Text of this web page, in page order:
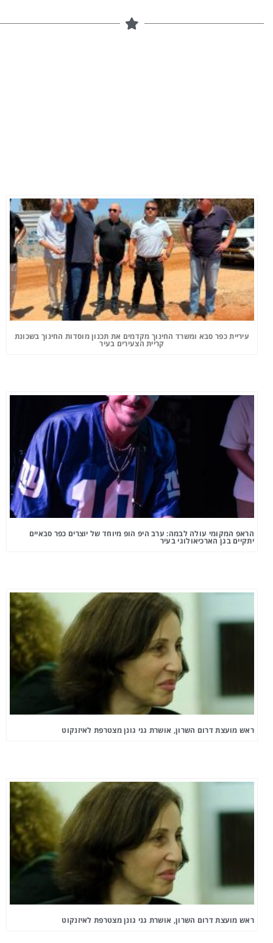
עיריית כפר סבא ומשרד החינוך מקדמים את תכנון מוסדות החינוך בשכונת
קריית הצעירים בעיר
הראפ המקומי עולה לבמה: ערב היפ הופ מיוחד של יוצרים כפר סבאיים
יתקיים בגן הארכיאולוגי בעיר
ראש מועצת דרום השרון, אושרת גני גונן מצטרפת לאיזנקוט
ראש מועצת דרום השרון, אושרת גני גונן מצטרפת לאיזנקוט